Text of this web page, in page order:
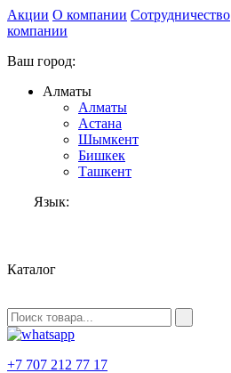
Акции О компании Сотрудничество
компании
Ваш город:
Алматы
Алматы
Астана
Шымкент
Бишкек
Ташкент
Язык:
Каталог
+7 707 212 77 17